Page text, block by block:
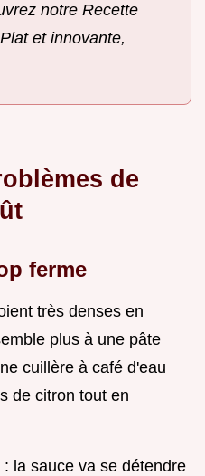
notre Recette
et innovante,
de
ferme
très denses en
plus à une pâte
cuillère à café d'eau
de citron tout en
la sauce va se détendre